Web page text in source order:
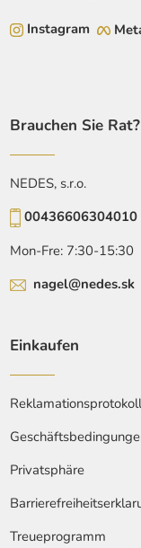
Instagram
Brauchen Sie Rat?
NEDES, s.r.o.
00436606304010
Mon-Fre: 7:30-15:30
nagel@nedes.sk
Einkaufen
Privatsphäre
Treueprogramm